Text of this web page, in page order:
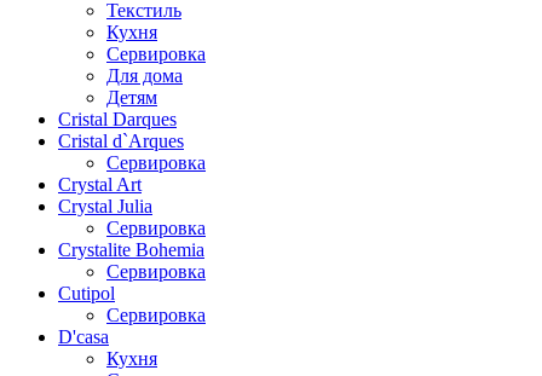
Текстиль
Кухня
Сервировка
Для дома
Детям
Cristal Darques
Cristal d`Arques
Сервировка
Crystal Art
Crystal Julia
Сервировка
Crystalite Bohemia
Сервировка
Cutipol
Сервировка
D'casa
Кухня